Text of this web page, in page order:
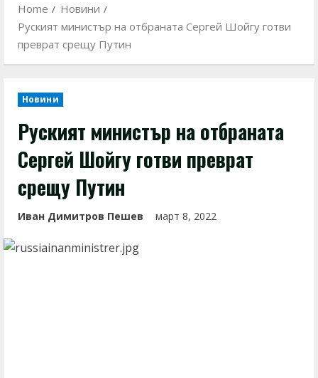
Home
Новини
Руският министър на отбраната Сергей Шойгу готви
преврат срещу Путин
Новини
Руският министър на отбраната
Сергей Шойгу готви преврат
срещу Путин
Иван Димитров Пешев март 8, 2022